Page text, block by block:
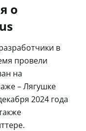
о
в
провели
на
– Лягушке
2024 года